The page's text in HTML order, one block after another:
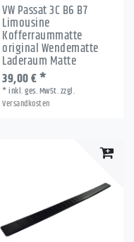
VW Passat 3C B6 B7
Limousine
Kofferraummatte
original Wendematte
Laderaum Matte
39,00 € *
*inkl. ges. MwSt.zzgl.
Versandkosten